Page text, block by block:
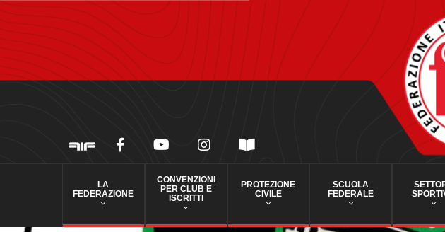
LA
FEDERAZIONE
CONVENZIONI
PER CLUB E
ISCRITTI
PROTEZIONE
CIVILE
SCUOLA
FEDERALE